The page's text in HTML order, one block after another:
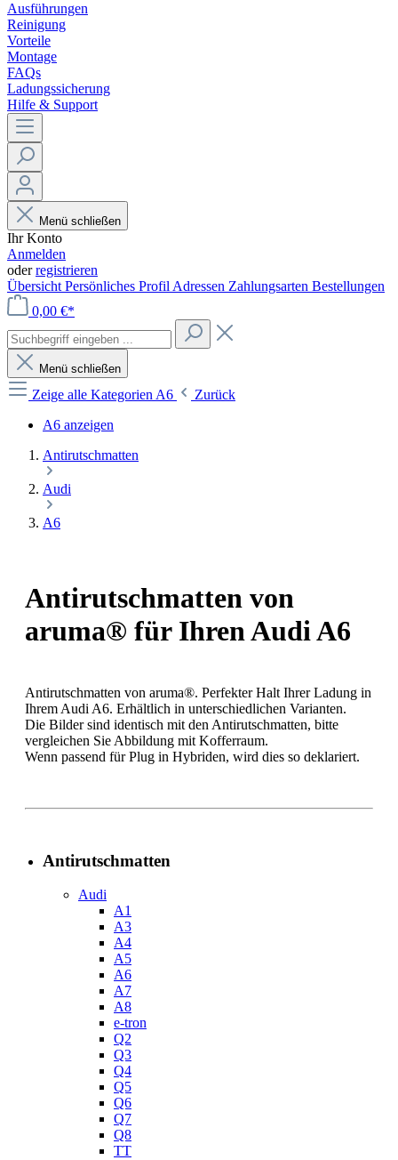
Ausführungen
Reinigung
Vorteile
Montage
FAQs
Ladungssicherung
Hilfe & Support
Menü schließen
Ihr Konto
Anmelden
oderregistrieren
Übersicht Persönliches Profil Adressen Zahlungsarten Bestellungen
0,00 €*
Menü schließen
Zeige alle Kategorien A6
Zurück
A6 anzeigen
Antirutschmatten
Audi
A6
Antirutschmatten von
aruma® für Ihren Audi A6
Antirutschmatten von aruma®. Perfekter Halt Ihrer Ladung in
Ihrem Audi A6. Erhältlich in unterschiedlichen Varianten.
Die Bilder sind identisch mit den Antirutschmatten, bitte
vergleichen Sie Abbildung mit Kofferraum.
Wenn passend für Plug in Hybriden, wird dies so deklariert.
Antirutschmatten
Audi
A1
A3
A4
A5
A6
A7
A8
e-tron
Q2
Q3
Q4
Q5
Q6
Q7
Q8
TT